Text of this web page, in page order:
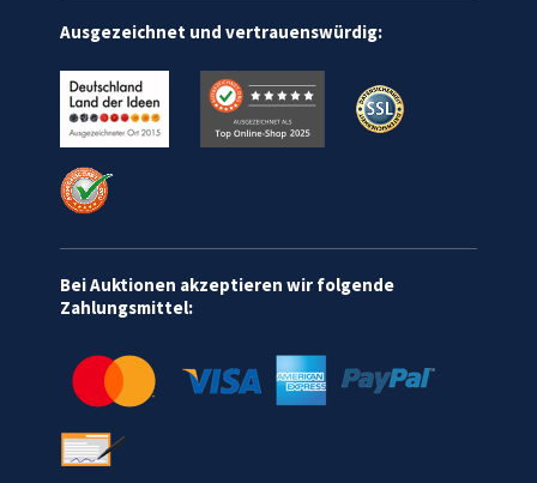
Ausgezeichnet und vertrauenswürdig:
Bei Auktionen akzeptieren wir folgende
Zahlungsmittel: